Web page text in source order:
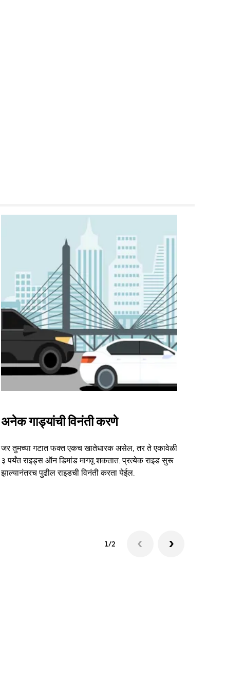
अनेक गाड्यांची विनंती करणे
जर तुमच्या गटात फक्त एकच खातेधारक असेल, तर ते एकावेळी
३ पर्यंत राइड्स ऑन डिमांड मागवू शकतात. प्रत्येक राइड सुरू
झाल्यानंतरच पुढील राइडची विनंती करता येईल.
1/2